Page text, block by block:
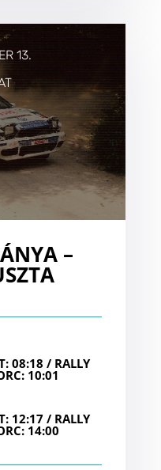
13.
–
08:18 / RALLY
10:01
12:17 / RALLY
14:00